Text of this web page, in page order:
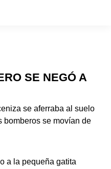
SE NEGÓ A
se aferraba al suelo
bomberos se movían de
a la pequeña gatita